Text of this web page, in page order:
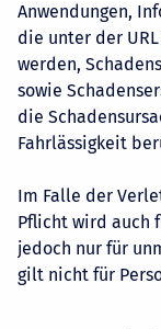
Anwendungen,
die unter der
werden,
sowie
die
Fahrlässigkeit
Im Falle der
Pflicht wird auch
jedoch nur für
gilt nicht für